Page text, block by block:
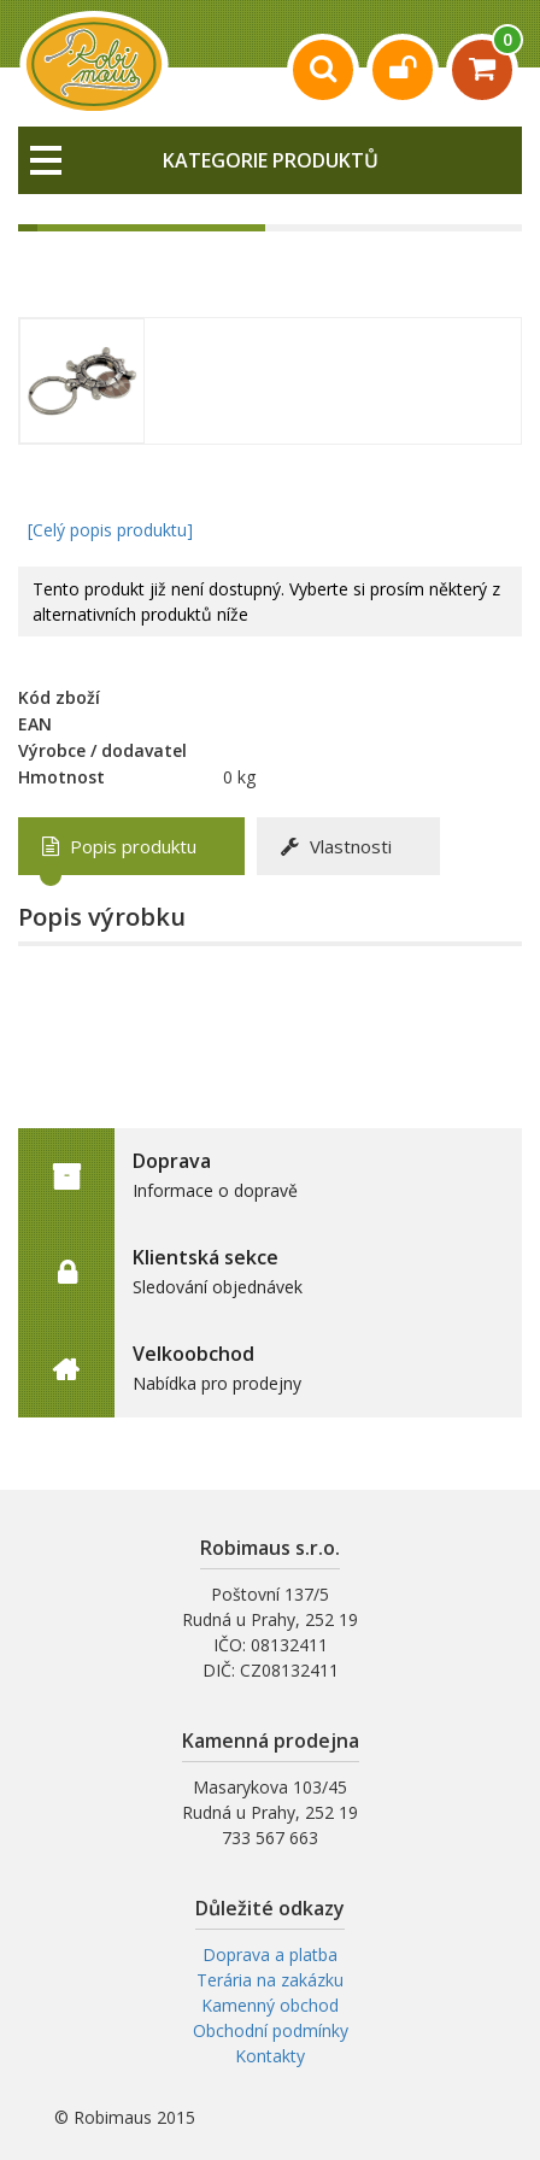
0
KATEGORIE PRODUKTŮ
[Celý popis produktu]
Tento produkt již není dostupný. Vyberte si prosím některý z
alternativních produktů níže
Kód zboží
EAN
Výrobce / dodavatel
Hmotnost
0 kg
Popis produktu Vlastnosti
Popis výrobku
Doprava
Informace o dopravě
Klientská sekce
Sledování objednávek
Velkoobchod
Nabídka pro prodejny
Robimaus s.r.o.
Poštovní 137/5
Rudná u Prahy, 252 19
IČO: 08132411
DIČ: CZ08132411
Kamenná prodejna
Masarykova 103/45
Rudná u Prahy, 252 19
733 567 663
Důležité odkazy
Doprava a platba
Terária na zakázku
Kamenný obchod
Obchodní podmínky
Kontakty
© Robimaus 2015